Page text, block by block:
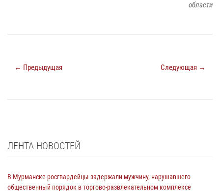
области
← Предыдущая Следующая →
ЛЕНТА НОВОСТЕЙ
В Мурманске росгвардейцы задержали мужчину, нарушавшего
общественный порядок в торгово-развлекательном комплексе